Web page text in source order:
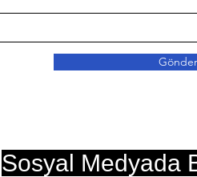
Gönder
Sosyal Medyada